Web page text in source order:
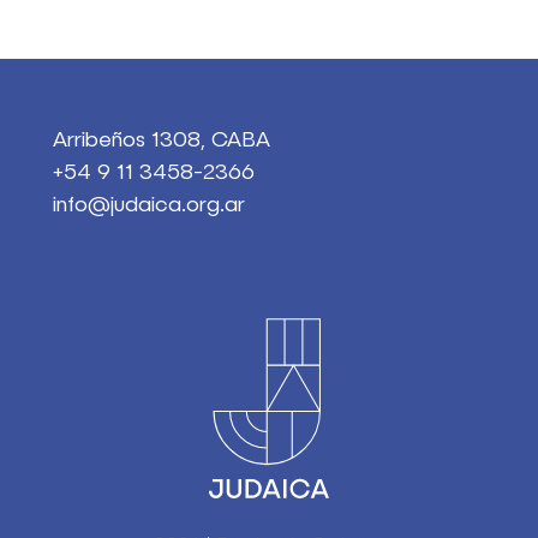
Arribeños 1308, CABA
+54 9 11 3458-2366
info@judaica.org.ar